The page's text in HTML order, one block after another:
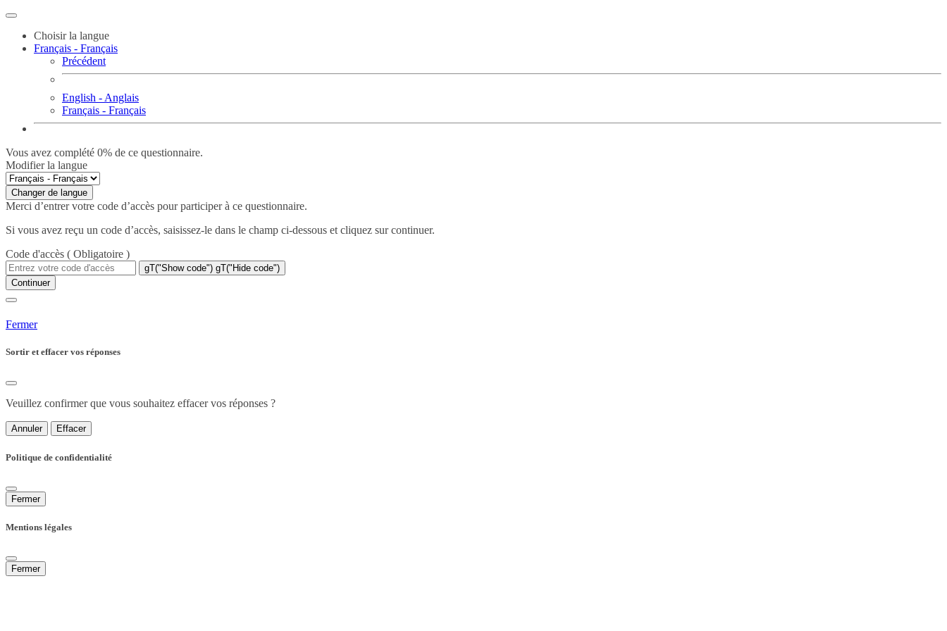
Choisir la langue
Français - Français
Précédent
English - Anglais
Français - Français
Vous avez complété 0% de ce questionnaire.
Modifier la langue
Changer de langue
Merci d’entrer votre code d’accès pour participer à ce questionnaire.
Si vous avez reçu un code d’accès, saisissez-le dans le champ ci-dessous et cliquez sur continuer.
Code d'accès ( Obligatoire )
gT("Show code") gT("Hide code")
Continuer
Fermer
Sortir et effacer vos réponses
Veuillez confirmer que vous souhaitez effacer vos réponses ?
Annuler Effacer
Politique de confidentialité
Fermer
Mentions légales
Fermer